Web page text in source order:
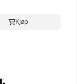
Kjøp